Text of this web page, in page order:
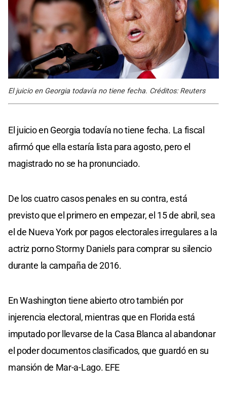
El juicio en Georgia todavía no tiene fecha. Créditos: Reuters
El juicio en Georgia todavía no tiene fecha. La fiscal
afirmó que ella estaría lista para agosto, pero el
magistrado no se ha pronunciado.
De los cuatro casos penales en su contra, está
previsto que el primero en empezar, el 15 de abril, sea
el de Nueva York por pagos electorales irregulares a la
actriz porno Stormy Daniels para comprar su silencio
durante la campaña de 2016.
En Washington tiene abierto otro también por
injerencia electoral, mientras que en Florida está
imputado por llevarse de la Casa Blanca al abandonar
el poder documentos clasificados, que guardó en su
mansión de Mar-a-Lago. EFE